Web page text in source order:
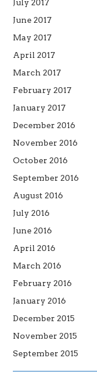
July 2017
June 2017
May 2017
April 2017
March 2017
February 2017
January 2017
December 2016
November 2016
October 2016
September 2016
August 2016
July 2016
June 2016
April 2016
March 2016
February 2016
January 2016
December 2015
November 2015
September 2015